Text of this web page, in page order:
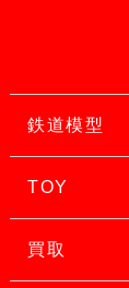
鉄道模型
TOY
買取